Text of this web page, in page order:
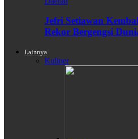
Jefri Setiawan
Rekor Bergengsi
Lainnya
Kuliner